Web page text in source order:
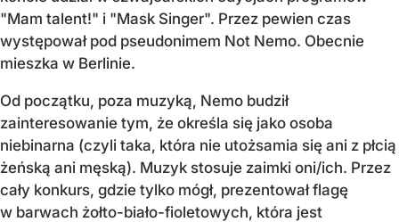
"Mam talent!" i "Mask Singer". Przez pewien czas
występował pod pseudonimem Not Nemo. Obecnie
mieszka w Berlinie.
Od początku, poza muzyką, Nemo budził
zainteresowanie tym, że określa się jako osoba
niebinarna (czyli taka, która nie utożsamia się ani z płcią
żeńską ani męską). Muzyk stosuje zaimki oni/ich. Przez
cały konkurs, gdzie tylko mógł, prezentował flagę
w barwach żołto-biało-fioletowych, która jest